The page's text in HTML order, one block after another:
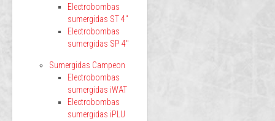
Electrobombas
sumergidas ST 4"
Electrobombas
sumergidas SP 4"
Sumergidas Campeon
Electrobombas
sumergidas iWAT
Electrobombas
sumergidas iPLU